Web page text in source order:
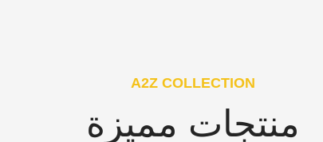
A2Z COLLECTION
منتجات مميزة